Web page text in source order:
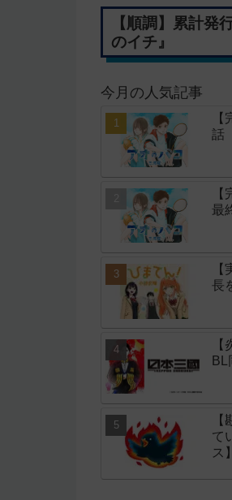
【順調】累計発
のイチ』
今月の人気記事
話
最
長
て
ス】